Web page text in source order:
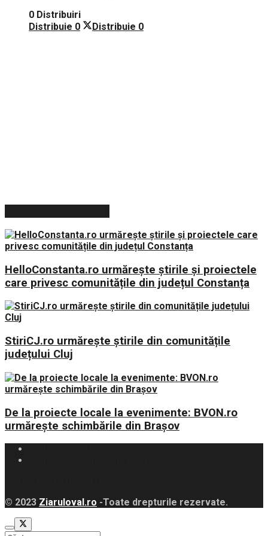
0 Distribuiri
Distribuie 0 Distribuie 0
HelloConstanta.ro urmărește știrile și proiectele
care privesc comunitățile din județul Constanța
StiriCJ.ro urmărește știrile din comunitățile
județului Cluj
De la proiecte locale la evenimente: BVON.ro
urmărește schimbările din Brașov
© 2023 Ziaruloval.ro -Toate drepturile rezervate.